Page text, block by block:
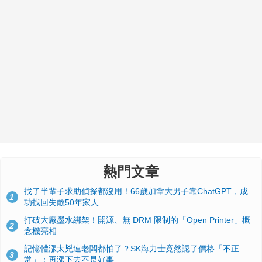
熱門文章
1
找了半輩子求助偵探都沒用！66歲加拿大男子靠ChatGPT，成
功找回失散50年家人
2
打破大廠墨水綁架！開源、無 DRM 限制的「Open Printer」概
念機亮相
3
記憶體漲太兇連老闆都怕了？SK海力士竟然認了價格「不正
常」：再漲下去不是好事